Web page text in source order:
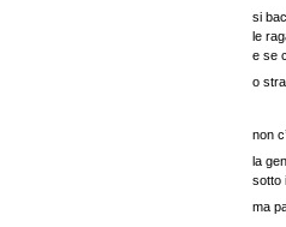
si
le
e se
o
non
la
sotto
ma